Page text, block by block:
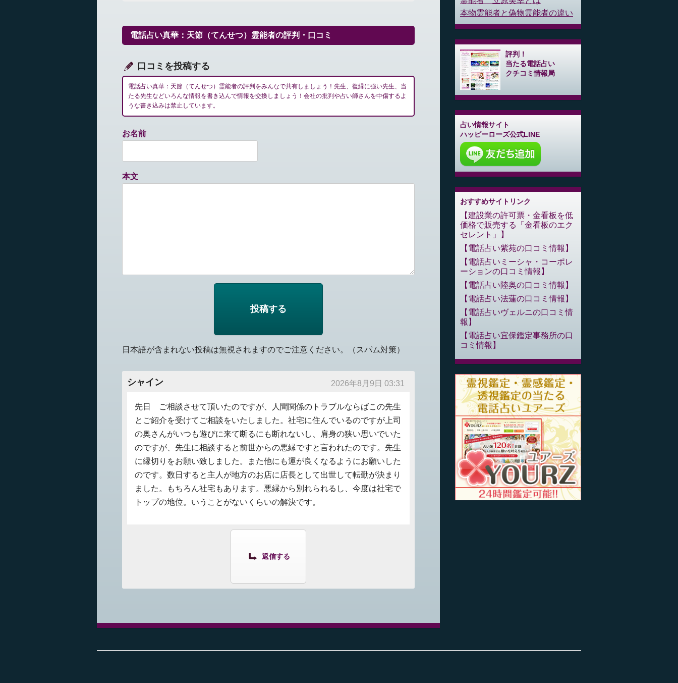
ー
シ
ン
電話占い真華：天節（てんせつ）霊能者の評判・口コミ
口コミを投稿する
電話占い真華：天節（てんせつ）霊能者の評判をみんなで共有しましょう！先生、復縁に強い先生、当
たる先生などいろんな情報を書き込んで情報を交換しましょう！会社の批判や占い師さんを中傷するよ
うな書き込みは禁止しています。
お名前
本文
日本語が含まれない投稿は無視されますのでご注意ください。（スパム対策）
シャイン 2026年8月9日 03:31
先日 ご相談させて頂いたのですが、人間関係のトラブルならばこの先生
とご紹介を受けてご相談をいたしました。社宅に住んでいるのですが上司
の奥さんがいつも遊びに来て断るにも断れないし、肩身の狭い思いでいた
のですが、先生に相談すると前世からの悪縁ですと言われたのです。先生
に縁切りをお願い致しました。また他にも運が良くなるようにお願いした
のです。数日すると主人が地方のお店に店長として出世して転勤が決まり
ました。もちろん社宅もあります。悪縁から別れられるし、今度は社宅で
トップの地位。いうことがないくらいの解決です。
返信する
本物霊能者と偽物霊能者の違い
評判！
当たる電話占い
クチコミ情報局
占い情報サイト
ハッピーローズ公式LINE
おすすめサイトリンク
建設業の許可票・金看板を低
価格で販売する「金看板のエク
セレント」
電話占い紫苑の口コミ情報
電話占いミーシャ・コーポレ
ーションの口コミ情報
電話占い陸奥の口コミ情報
電話占い法蓮の口コミ情報
電話占いヴェルニの口コミ情
報
電話占い宜保鑑定事務所の口
コミ情報